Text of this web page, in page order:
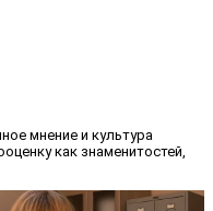
мнение и культура
как знаменитостей,